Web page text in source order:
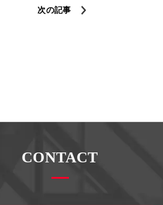
次の記事
CONTACT